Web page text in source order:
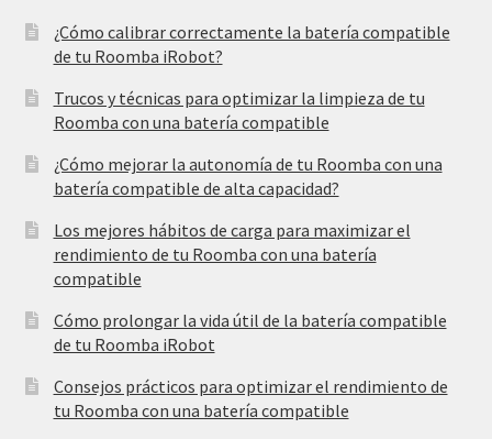
¿Cómo calibrar correctamente la batería compatible
de tu Roomba iRobot?
Trucos y técnicas para optimizar la limpieza de tu
Roomba con una batería compatible
¿Cómo mejorar la autonomía de tu Roomba con una
batería compatible de alta capacidad?
Los mejores hábitos de carga para maximizar el
rendimiento de tu Roomba con una batería
compatible
Cómo prolongar la vida útil de la batería compatible
de tu Roomba iRobot
Consejos prácticos para optimizar el rendimiento de
tu Roomba con una batería compatible